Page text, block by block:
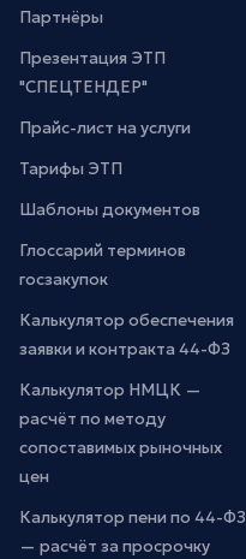
Партнёры
Презентация ЭТП
"СПЕЦТЕНДЕР"
Прайс-лист на услуги
Тарифы ЭТП
Шаблоны документов
Глоссарий терминов
госзакупок
Калькулятор обеспечения
заявки и контракта 44-ФЗ
Калькулятор НМЦК —
расчёт по методу
сопоставимых рыночных
цен
Калькулятор пени по 44-ФЗ
— расчёт за просрочку